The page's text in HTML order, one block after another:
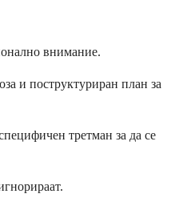
внимание.
и поструктуриран план за
третман за да се